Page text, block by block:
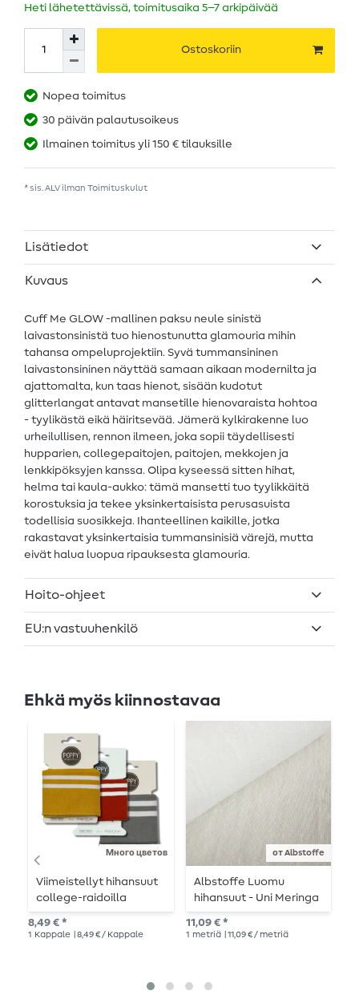
Heti lähetettävissä, toimitusaika 5–7 arkipäivää
Ostoskoriin
Nopea toimitus
30 päivän palautusoikeus
Ilmainen toimitus yli 150 € tilauksille
* sis. ALV ilman Toimituskulut
Lisätiedot
Kuvaus
Cuff Me GLOW -mallinen paksu neule sinistä
laivastonsinistä tuo hienostunutta glamouria mihin
tahansa ompeluprojektiin. Syvä tummansininen
laivastonsininen näyttää samaan aikaan modernilta ja
ajattomalta, kun taas hienot, sisään kudotut
glitterlangat antavat mansetille hienovaraista hohtoa
- tyylikästä eikä häiritsevää. Jämerä kylkirakenne luo
urheilullisen, rennon ilmeen, joka sopii täydellisesti
hupparien, collegepaitojen, paitojen, mekkojen ja
lenkkipöksyjen kanssa. Olipa kyseessä sitten hihat,
helma tai kaula-aukko: tämä mansetti tuo tyylikkäitä
korostuksia ja tekee yksinkertaisista perusasuista
todellisia suosikkeja. Ihanteellinen kaikille, jotka
rakastavat yksinkertaisia tummansinisiä värejä, mutta
eivät halua luopua ripauksesta glamouria.
Hoito-ohjeet
EU:n vastuuhenkilö
Ehkä myös kiinnostavaa
Много цветов
Viimeistellyt hihansuut
college-raidoilla
8,49 € *
1 Kappale | 8,49 € / Kappale
от Albstoffe
Albstoffe Luomu
hihansuut - Uni Meringa
Valkoinen
11,09 € *
1 metriä | 11,09 € / metriä